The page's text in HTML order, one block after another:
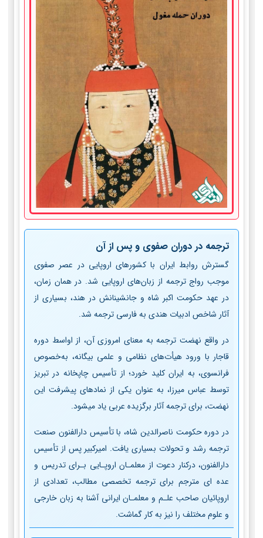
ترجمه در دوران صفوی و پس از آن
گسترش روابط ایران با کشورهای اروپایی در عصر صفوی
موجب رواج ترجمه از زبان‌های اروپایی شد. در همان زمان،
در عهد حکومت اکبر شاه و جانشینانش در هند، بسیاری از
آثار شاخص ادبیات هندی به فارسی ترجمه شد.
در واقع نهضت ترجمه به معنای امروزی آن، از اواسط دوره
قاجار با ورود هیأت‌های نظامی و علمی بیگانه، به‌خصوص
فرانسوی، به ایران کلید خورد؛ از تأسیس چاپخانه در تبریز
توسط عباس میرزا، به عنوان یکی از نمادهای پیشرفت این
نهضت، برای ترجمه آثار برگزیده عربی یاد می­شود.
در دوره حکومت ناصرالدین شاه، با تأسیس دارالفنون صنعت
ترجمه رشد و تحولات بسیاری یافت. امیرکبیر پس از تأسیس
دارالفنون، درکنار دعوت از معلمـان اروپـایی بـرای تدریس و
عده ­ای مترجم برای ترجمه تخصصی مطالب، تعدادی از
اروپائیان صاحب علـم و معلمـان ایرانی آشنا به زبان خارجی
و علوم مختلف را نیز به کار گماشت.